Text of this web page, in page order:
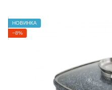
НОВИНКА
−8%